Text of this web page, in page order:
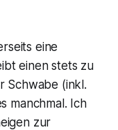
eine
einen stets zu
Schwabe (inkl.
manchmal. Ich
zur